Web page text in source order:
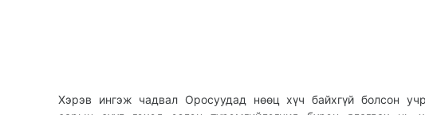
Хэрэв ингэж чадвал Оросуудад нөөц хүч байхгүй болсон